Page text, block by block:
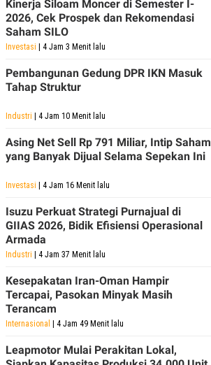
Kinerja Siloam Moncer di Semester I-
2026, Cek Prospek dan Rekomendasi
Saham SILO
Investasi | 4 Jam 3 Menit lalu
Pembangunan Gedung DPR IKN Masuk
Tahap Struktur
Industri | 4 Jam 10 Menit lalu
Asing Net Sell Rp 791 Miliar, Intip Saham
yang Banyak Dijual Selama Sepekan Ini
Investasi | 4 Jam 16 Menit lalu
Isuzu Perkuat Strategi Purnajual di
GIIAS 2026, Bidik Efisiensi Operasional
Armada
Industri | 4 Jam 37 Menit lalu
Kesepakatan Iran-Oman Hampir
Tercapai, Pasokan Minyak Masih
Terancam
Internasional | 4 Jam 49 Menit lalu
Leapmotor Mulai Perakitan Lokal,